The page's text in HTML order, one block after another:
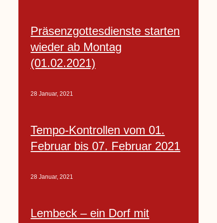
Präsenzgottesdienste starten
wieder ab Montag
(01.02.2021)
28 Januar, 2021
Tempo-Kontrollen vom 01.
Februar bis 07. Februar 2021
28 Januar, 2021
Lembeck – ein Dorf mit